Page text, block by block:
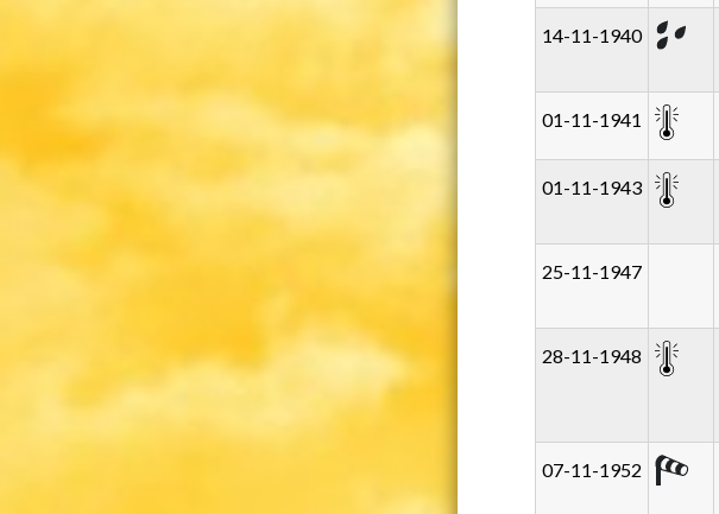
14-11-1940
01-11-1941
01-11-1943
25-11-1947
28-11-1948
07-11-1952